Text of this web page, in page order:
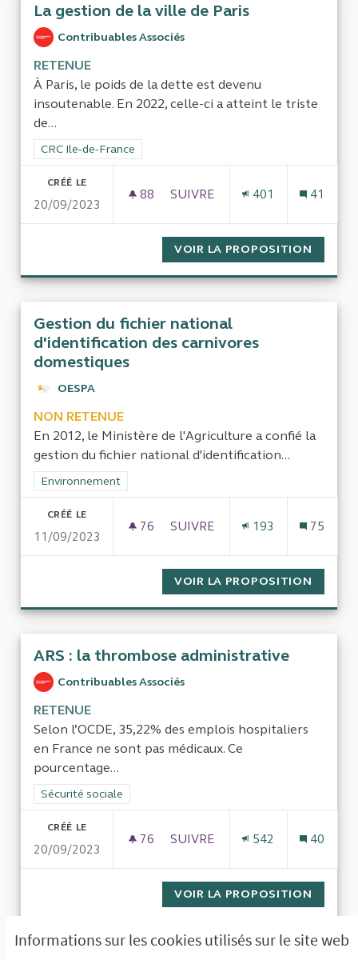
Informations sur les cookies utilisés sur le site web
La gestion de la ville de Paris
Contribuables Associés
RETENUE
À Paris, le poids de la dette est devenu
insoutenable. En 2022, celle-ci a atteint le triste
de...
Filtrer les résultats de la catégorie : CRC Ile-de-France
CRC Ile-de-France
CRÉÉ LE
20/09/2023
88 88 ABONNÉS
SUIVRE
401 41
VOIR LA PROPOSITION
Gestion du fichier national
d'identification des carnivores
domestiques
OESPA
NON RETENUE
En 2012, le Ministère de l'Agriculture a confié la
gestion du fichier national d'identification...
Filtrer les résultats de la catégorie : Environnement
Environnement
CRÉÉ LE
11/09/2023
76 76 ABONNÉS
SUIVRE
193 75
VOIR LA PROPOSITION
ARS : la thrombose administrative
Contribuables Associés
RETENUE
Selon l’OCDE, 35,22% des emplois hospitaliers
en France ne sont pas médicaux. Ce
pourcentage...
Filtrer les résultats de la catégorie : Sécurité sociale
Sécurité sociale
CRÉÉ LE
20/09/2023
76 76 ABONNÉS
SUIVRE
542 40
VOIR LA PROPOSITION